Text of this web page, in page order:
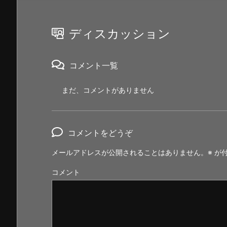
ディスカッション
コメント一覧
まだ、コメントがありません
コメントをどうぞ
メールアドレスが公開されることはありません。 ※ が
コメント